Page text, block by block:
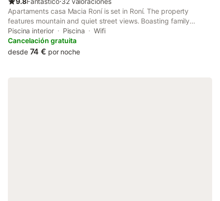
Apartaments casa Macia Roní is set in Roní. The property
features mountain and quiet street views. Boasting family
rooms, this property also provides guests with a barbecue.
Piscina interior Piscina
Wifi
Cancelación gratuita
desde 74 € por noche